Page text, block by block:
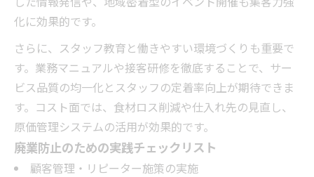
化に効果的です。
さらに、スタッフ教育と働きやすい環境づくりも重要で
す。業務マニュアルや接客研修を徹底することで、サー
ビス品質の均一化とスタッフの定着率向上が期待できま
す。コスト面では、食材ロス削減や仕入れ先の見直し、
原価管理システムの活用が効果的です。
廃業防止のための実践チェックリスト
顧客管理・リピーター施策の実施